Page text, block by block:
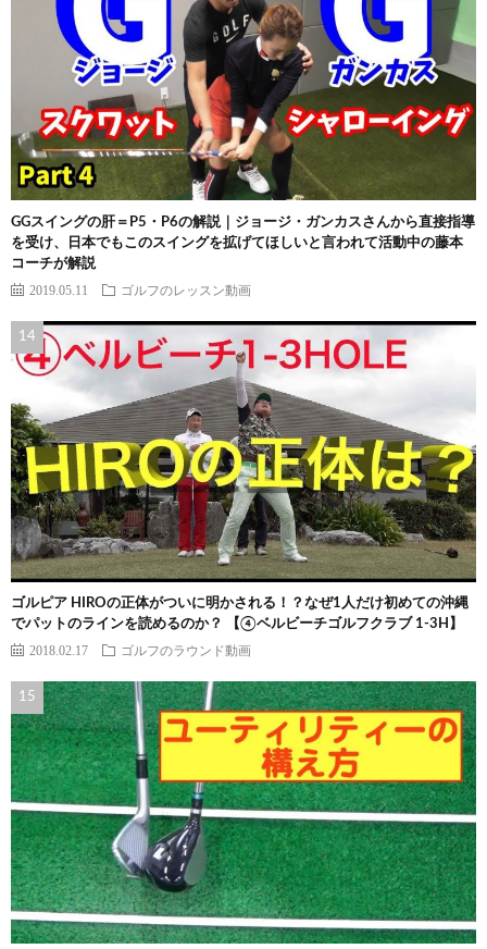
GGスイングの肝＝P5・P6の解説｜ジョージ・ガンカスさんから直接指導
を受け、日本でもこのスイングを拡げてほしいと言われて活動中の藤本
コーチが解説
2019.05.11 ゴルフのレッスン動画
ゴルピア HIROの正体がついに明かされる！？なぜ1人だけ初めての沖縄
でパットのラインを読めるのか？ 【④ベルビーチゴルフクラブ 1-3H】
2018.02.17 ゴルフのラウンド動画